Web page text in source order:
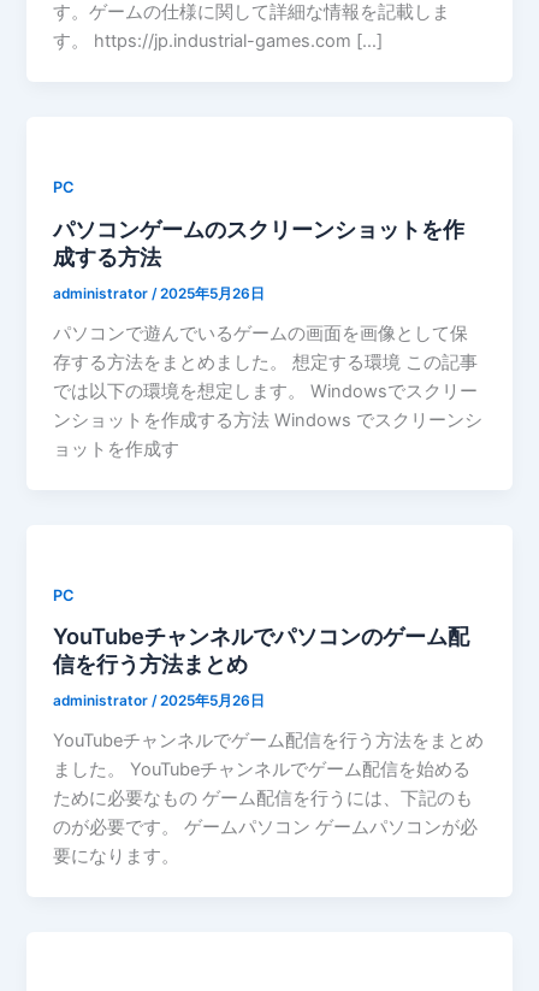
す。ゲームの仕様に関して詳細な情報を記載しま
す。 https://jp.industrial-games.com […]
PC
パソコンゲームのスクリーンショットを作
成する方法
administrator/2025年5月26日
パソコンで遊んでいるゲームの画面を画像として保
存する方法をまとめました。 想定する環境 この記事
では以下の環境を想定します。 Windowsでスクリー
ンショットを作成する方法 Windows でスクリーンシ
ョットを作成す
PC
YouTubeチャンネルでパソコンのゲーム配
信を行う方法まとめ
administrator/2025年5月26日
YouTubeチャンネルでゲーム配信を行う方法をまとめ
ました。 YouTubeチャンネルでゲーム配信を始める
ために必要なもの ゲーム配信を行うには、下記のも
のが必要です。 ゲームパソコン ゲームパソコンが必
要になります。